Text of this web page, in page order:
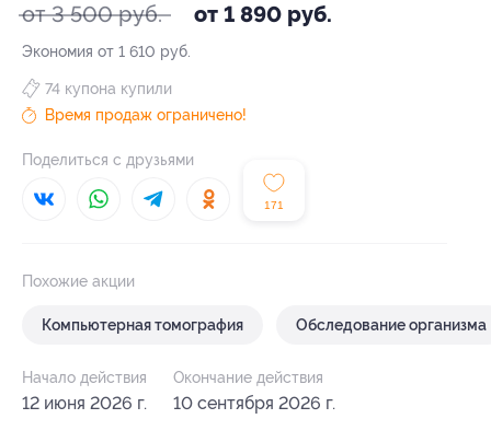
от 3 500 руб. от 1 890 руб.
Экономия от 1 610 руб.
171
74 купона купили
Время продаж ограничено!
Поделиться с друзьями
Похожие акции
Компьютерная томография Обследование организма
Начало действия
12 июня 2026 г.
Окончание действия
10 сентября 2026 г.